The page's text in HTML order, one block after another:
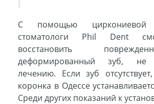
С помощью циркониевой
стоматологи Phil Dent
восстановить
деформированный зуб, не
лечению. Если зуб
коронка в Одессе
Среди других показаний к